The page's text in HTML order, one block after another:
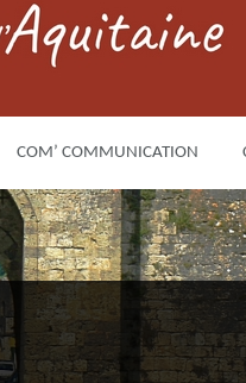
COM’ COMMUNICATION